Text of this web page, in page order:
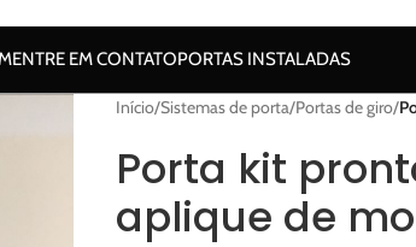
ENTRE EM CONTATOPORTAS INSTALADAS
Início/Sistemas de porta/Portas de giro/
Porta kit
aplique de